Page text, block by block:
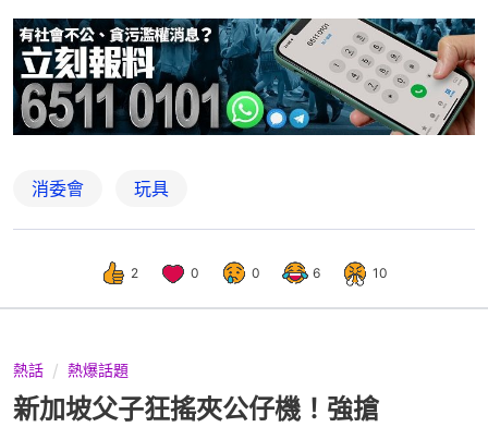
消委會 玩具
2 0 0 6 10
熱話 熱爆話題
新加坡父子狂搖夾公仔機！強搶